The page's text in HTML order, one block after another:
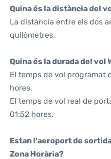
Quina és la distància del
La distància entre els dos
quilòmetres.
Quina és la durada del vol
El temps de vol programat
hores.
El temps de vol real de
01:52 hores.
Estan l'aeroport de
Zona Horària?